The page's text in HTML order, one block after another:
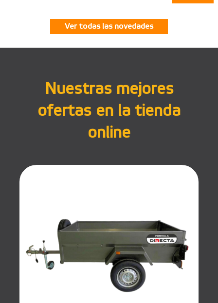
Ver todas las novedades
Nuestras mejores
ofertas en la tienda
online